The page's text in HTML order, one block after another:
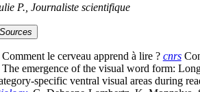
P., Journaliste scientifique
le cerveau apprend à lire ? cnrs
The emergence of the visual word form:
specific ventral visual areas during